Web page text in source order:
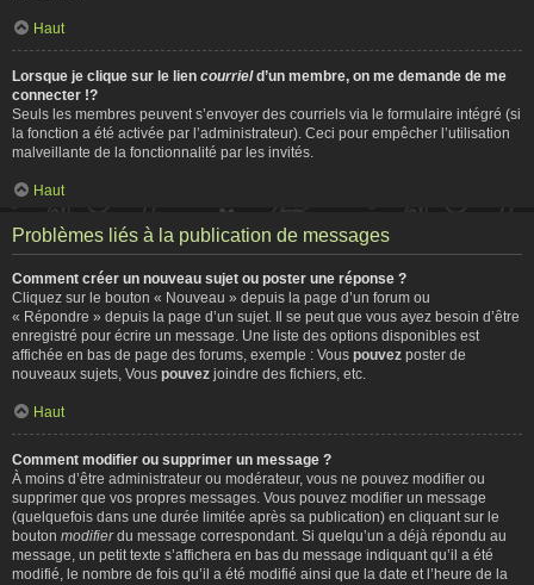
Haut
Lorsque je clique sur le lien courrield’un membre, on me demande de me
connecter !?
Seuls les membres peuvent s’envoyer des courriels via le formulaire intégré (si
la fonction a été activée par l’administrateur). Ceci pour empêcher l’utilisation
malveillante de la fonctionnalité par les invités.
Haut
Problèmes liés à la publication de messages
Comment créer un nouveau sujet ou poster une réponse ?
Cliquez sur le bouton « Nouveau » depuis la page d’un forum ou
« Répondre » depuis la page d’un sujet. Il se peut que vous ayez besoin d’être
enregistré pour écrire un message. Une liste des options disponibles est
affichée en bas de page des forums, exemple : Vous pouvez poster de
nouveaux sujets, Vous pouvez joindre des fichiers, etc.
Haut
Comment modifier ou supprimer un message ?
À moins d’être administrateur ou modérateur, vous ne pouvez modifier ou
supprimer que vos propres messages. Vous pouvez modifier un message
(quelquefois dans une durée limitée après sa publication) en cliquant sur le
bouton modifierdu message correspondant. Si quelqu’un a déjà répondu au
message, un petit texte s’affichera en bas du message indiquant qu’il a été
modifié, le nombre de fois qu’il a été modifié ainsi que la date et l’heure de la